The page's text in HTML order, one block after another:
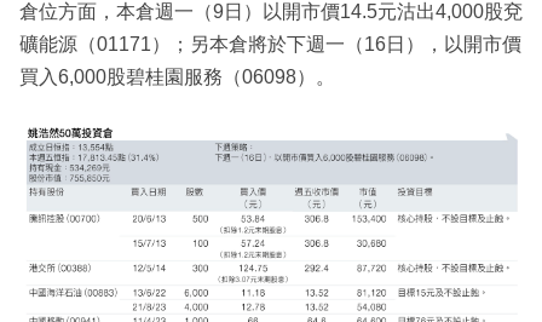
倉位方面，本倉週一（9日）以開市價14.5元沽出4,000股兗
礦能源（01171）；另本倉將於下週一（16日），以開市價
買入6,000股碧桂園服務（06098）。